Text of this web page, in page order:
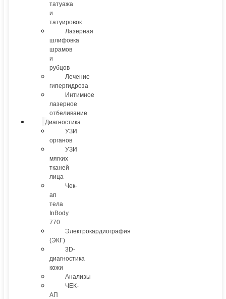
татуажа
и
татуировок
Лазерная
шлифовка
шрамов
и
рубцов
Лечение
гипергидроза
Интимное
лазерное
отбеливание
Диагностика
УЗИ
органов
УЗИ
мягких
тканей
лица
Чек-
ап
тела
InBody
770
Электрокардиография
(ЭКГ)
3D-
диагностика
кожи
Анализы
ЧЕК-
АП